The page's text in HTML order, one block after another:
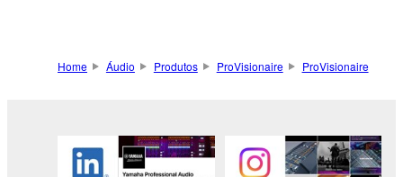
Home Áudio Produtos ProVisionaire ProVisionaire